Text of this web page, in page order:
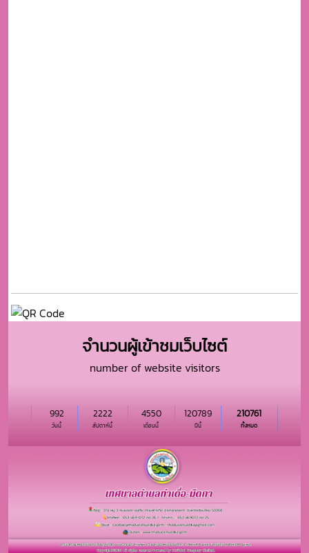
จำนวนผู้เข้าชมเว็บไซต์
number of website visitors
วันนี้
992
สัปดาห์นี้
2222
เดือนนี้
4550
ปีนี้
120789
ทั้งหมด
210761